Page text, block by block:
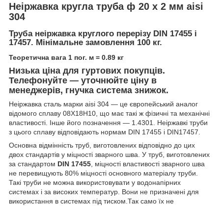
Неіржавка кругла труба ф 20 х 2 мм aisi
304
Труба неіржавка круглого перерізу DIN 17455 і
17457. Мінімальне замовлення 100 кг.
Теоретична вага 1 пог. м = 0.89 кг
Низька ціна для гуртових покупців.
Телефонуйте — уточнюйте ціну в
менеджерів, гнучка система знижок.
Неіржавка сталь марки aisi 304 — це європейський аналог
відомого сплаву 08Х18Н10, що має такі ж фізичні та механічні
властивості. Інше його позначення — 1.4301. Неіржавкі труби
з цього сплаву відповідають нормам DIN 17455 і DIN17457.
Основна відмінність труб, виготовлених відповідно до цих
двох стандартів у міцності зварного шва. У труб, виготовлених
за стандартом DIN 17455, міцності властивості зварного шва
не перевищують 80% міцності основного матеріалу труби.
Такі труби не можна використовувати у водонапірних
системах і за високих температур. Вони не призначені для
використання в системах під тиском.Так само їх не